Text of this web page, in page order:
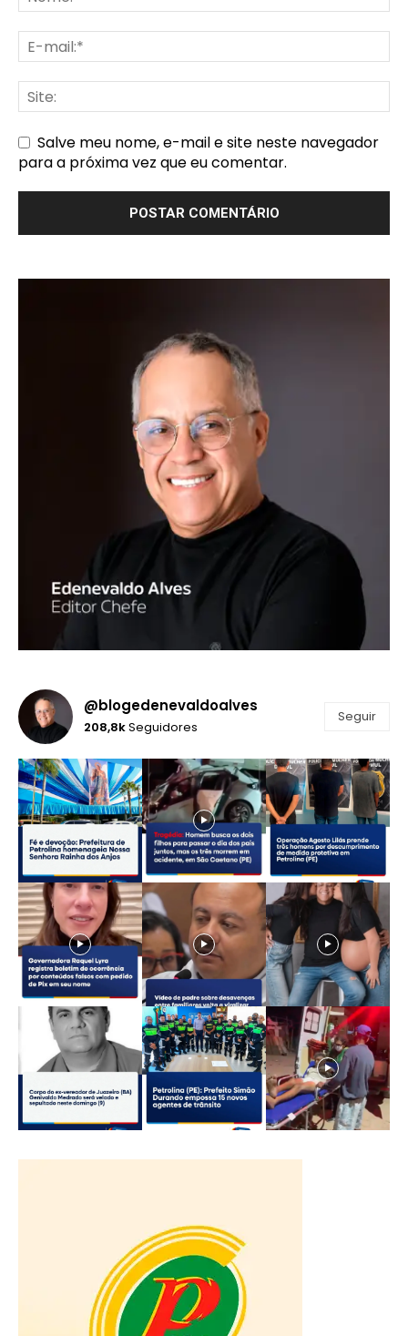
Salve meu nome, e-mail e site neste navegador
para a próxima vez que eu comentar.
@blogedenevaldoalves
208,8kSeguidores
Seguir